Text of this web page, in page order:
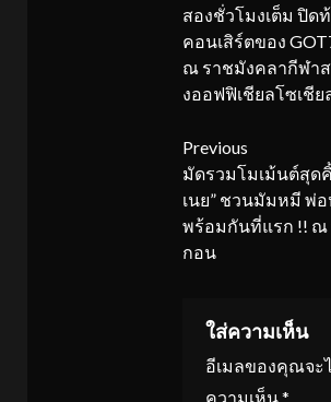
สองชั่วโมงเต็ม ปิด
คอนเสิร์ตของ
ณ ราชมังคลากีฬาส
งออฟฟิเชียลโซเชี
Continue
Reading
Previous
มัดรวมโมเม้นต์สุด
เนย” ชวนมัมหมี พ่
พร้อมกันที่แรก !! ณ
กอน
ใส่ความเห็น
อีเมลของคุณจะ
ความเห็น*